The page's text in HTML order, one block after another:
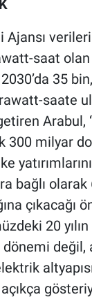
Ajansı
saat
35
saate
Arabul,
300 milyar
bağlı
çıkacağı
20 yılın
değil,
altyapısı